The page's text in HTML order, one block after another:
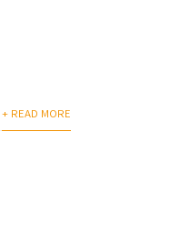
+ READ MORE